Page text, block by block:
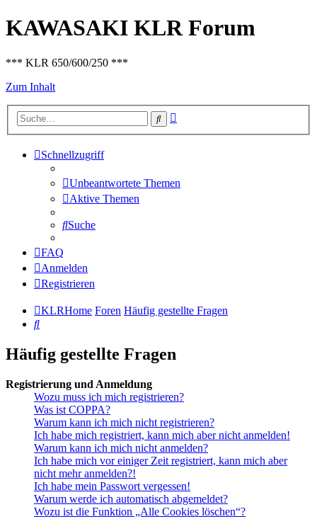
KAWASAKI KLR Forum
*** KLR 650/600/250 ***
Zum Inhalt
Suche
Schnellzugriff
Unbeantwortete Themen
Aktive Themen
Suche
FAQ
Anmelden
Registrieren
KLRHome Foren Häufig gestellte Fragen
Suche
Häufig gestellte Fragen
Registrierung und Anmeldung
Wozu muss ich mich registrieren?
Was ist COPPA?
Warum kann ich mich nicht registrieren?
Ich habe mich registriert, kann mich aber nicht anmelden!
Warum kann ich mich nicht anmelden?
Ich habe mich vor einiger Zeit registriert, kann mich aber
nicht mehr anmelden?!
Ich habe mein Passwort vergessen!
Warum werde ich automatisch abgemeldet?
Wozu ist die Funktion „Alle Cookies löschen“?